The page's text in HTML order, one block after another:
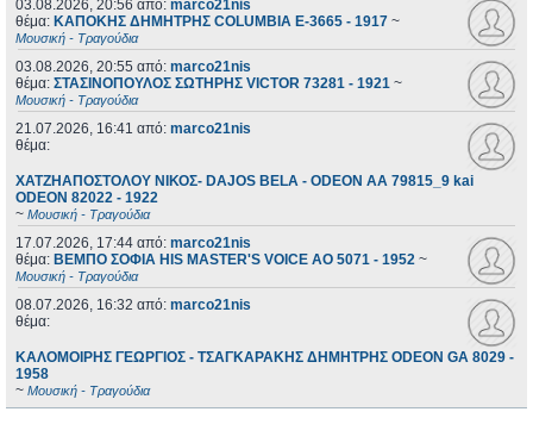
03.08.2026, 20:56 από: marco21nis
θέμα: ΚΑΠΟΚΗΣ ΔΗΜΗΤΡΗΣ COLUMBIA E-3665 - 1917 ~
Μουσική - Τραγούδια
03.08.2026, 20:55 από: marco21nis
θέμα: ΣΤΑΣΙΝΟΠΟΥΛΟΣ ΣΩΤΗΡΗΣ VICTOR 73281 - 1921 ~
Μουσική - Τραγούδια
21.07.2026, 16:41 από: marco21nis
θέμα:
ΧΑΤΖΗΑΠΟΣΤΟΛΟΥ ΝΙΚΟΣ- DAJOS BELA - ODEON AA 79815_9 kai
ODEON 82022 - 1922
~ Μουσική - Τραγούδια
17.07.2026, 17:44 από: marco21nis
θέμα: ΒΕΜΠΟ ΣΟΦΙΑ HIS MASTER'S VOICE AO 5071 - 1952 ~
Μουσική - Τραγούδια
08.07.2026, 16:32 από: marco21nis
θέμα:
ΚΑΛΟΜΟΙΡΗΣ ΓΕΩΡΓΙΟΣ - ΤΣΑΓΚΑΡΑΚΗΣ ΔΗΜΗΤΡΗΣ ODEON GA 8029 -
1958
~ Μουσική - Τραγούδια